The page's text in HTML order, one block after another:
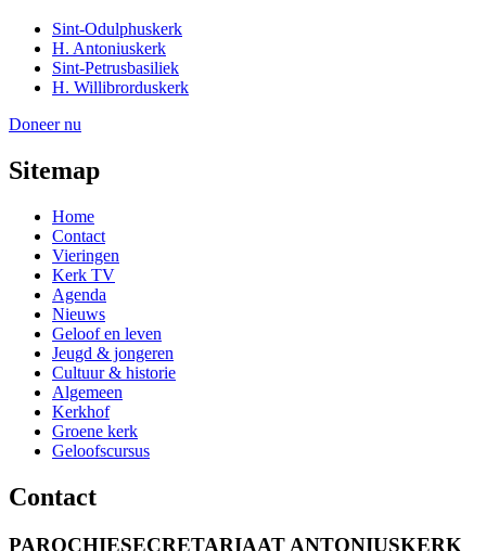
Sint-Odulphuskerk
H. Antoniuskerk
Sint-Petrusbasiliek
H. Willibrorduskerk
Doneer nu
Sitemap
Home
Contact
Vieringen
Kerk TV
Agenda
Nieuws
Geloof en leven
Jeugd & jongeren
Cultuur & historie
Algemeen
Kerkhof
Groene kerk
Geloofscursus
Contact
PAROCHIESECRETARIAAT ANTONIUSKERK